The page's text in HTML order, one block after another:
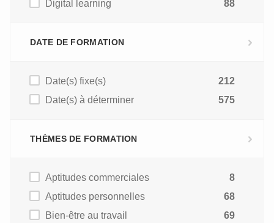
Digital learning
88
DATE DE FORMATION
Date(s) fixe(s)
212
Date(s) à déterminer
575
THÈMES DE FORMATION
Aptitudes commerciales
8
Aptitudes personnelles
68
Bien-être au travail
69